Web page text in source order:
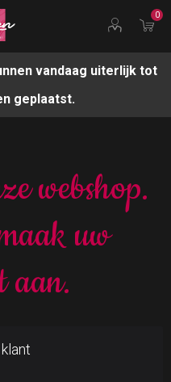
0
vandaag uiterlijk tot
geplaatst.
webshop.
uw
aan.